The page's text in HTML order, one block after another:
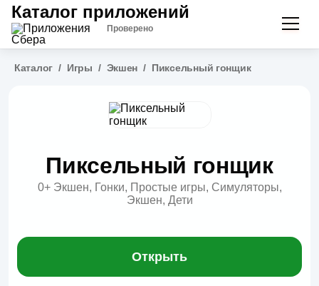
Каталог приложений
Проверено
Каталог / Игры / Экшен / Пиксельный гонщик
Пиксельный гонщик
0+ Экшен, Гонки, Простые игры, Симуляторы,
Экшен, Дети
Открыть